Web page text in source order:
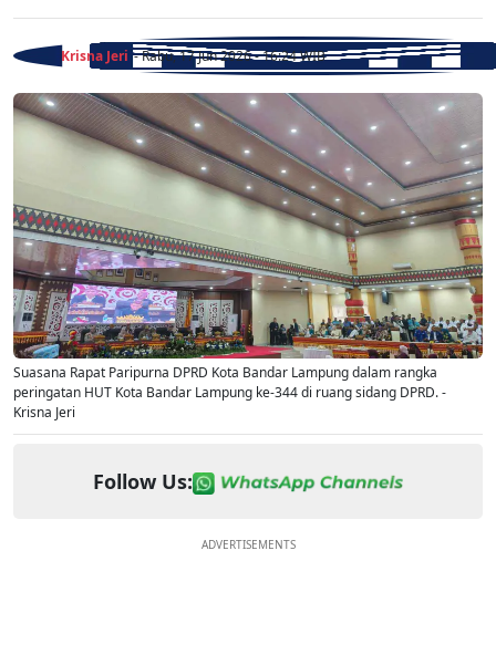
Krisna Jeri - Rabu, 17 Jun 2026 - 16:24 WIB
Suasana Rapat Paripurna DPRD Kota Bandar Lampung dalam rangka
peringatan HUT Kota Bandar Lampung ke-344 di ruang sidang DPRD. -
Krisna Jeri
Follow Us:
ADVERTISEMENTS